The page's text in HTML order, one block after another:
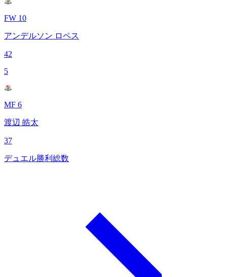
FW 10
アンデルソン ロペス
42
5
MF 6
渡辺 皓太
37
デュエル勝利総数